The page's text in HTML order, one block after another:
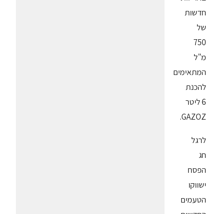
חדשות
של
750
מ"ל
המתאימים
להכנת
6 ליטר
GAZOZ.
לרגל
חג
הפסח
ישווקו
הטעמים